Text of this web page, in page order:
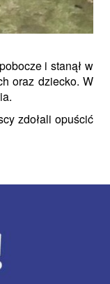
i stanął w
oraz dziecko. W
zdołali opuścić